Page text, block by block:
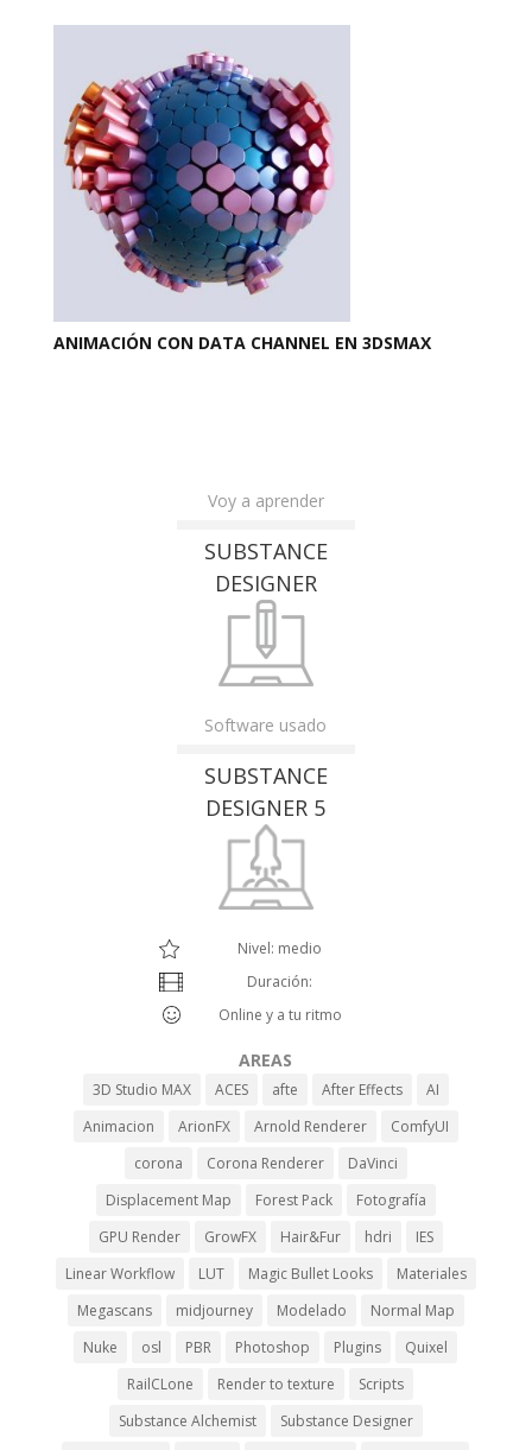
ANIMACIÓN CON DATA CHANNEL EN 3DSMAX
Voy a aprender
SUBSTANCE
DESIGNER
Software usado
SUBSTANCE
DESIGNER 5
Nivel: medio
Duración:
Online y a tu ritmo
AREAS
3D Studio MAX ACES afte After Effects
AI
Animacion
ArionFX Arnold Renderer
ComfyUI
corona
Corona Renderer
DaVinci
Displacement Map
Forest Pack
Fotografía
GPU Render
GrowFX Hair&Fur hdri
IES
Linear Workflow
LUT Magic Bullet Looks
Materiales
Megascans
midjourney Modelado
Normal Map
Nuke
osl PBR Photoshop Plugins
Quixel
RailCLone
Render to texture
Scripts
Substance Alchemist
Substance Designer